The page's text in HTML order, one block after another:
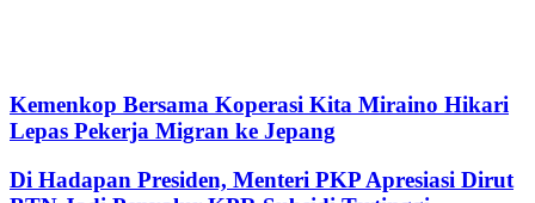
Kemenkop Bersama Koperasi Kita Miraino Hikari
Lepas Pekerja Migran ke Jepang
Di Hadapan Presiden, Menteri PKP Apresiasi Dirut